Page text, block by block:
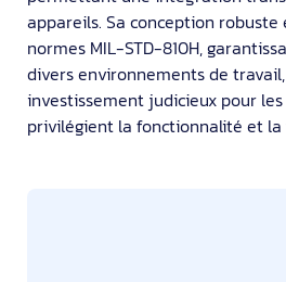
appareils. Sa conception
normes MIL-STD-810H,
divers environnements de
investissement judicieux pour
privilégient la fonctionnalité et la